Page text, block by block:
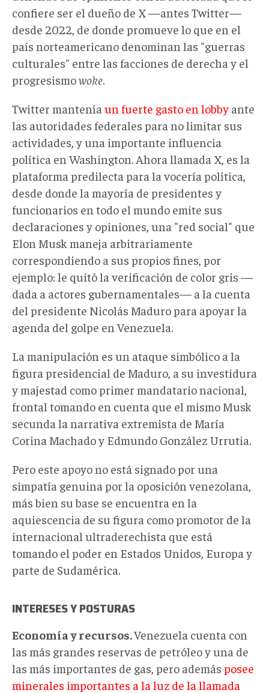
confiere ser el dueño de X —antes Twitter—
desde 2022, de donde promueve lo que en el
país norteamericano denominan las "guerras
culturales" entre las facciones de derecha y el
progresismowoke.
Twitter mantenía un fuerte gasto en lobby ante
las autoridades federales para no limitar sus
actividades, y una importante influencia
política en Washington. Ahora llamada X, es la
plataforma predilecta para la vocería política,
desde donde la mayoría de presidentes y
funcionarios en todo el mundo emite sus
declaraciones y opiniones, una "red social" que
Elon Musk maneja arbitrariamente
correspondiendo a sus propios fines, por
ejemplo: le quitó la verificación de color gris —
dada a actores gubernamentales— a la cuenta
del presidente Nicolás Maduro para apoyar la
agenda del golpe en Venezuela.
La manipulación es un ataque simbólico a la
figura presidencial de Maduro, a su investidura
y majestad como primer mandatario nacional,
frontal tomando en cuenta que el mismo Musk
secunda la narrativa extremista de María
Corina Machado y Edmundo González Urrutia.
Pero este apoyo no está signado por una
simpatía genuina por la oposición venezolana,
más bien su base se encuentra en la
aquiescencia de su figura como promotor de la
internacional ultraderechista que está
tomando el poder en Estados Unidos, Europa y
parte de Sudamérica.
INTERESES Y POSTURAS
Economía y recursos.Venezuela cuenta con
las más grandes reservas de petróleo y una de
las más importantes de gas, pero además posee
minerales importantes a la luz de la llamada